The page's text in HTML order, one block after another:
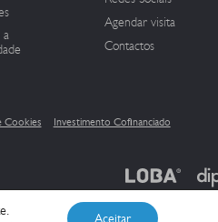
a
Agendar visita
Contactos
Cookies Investimento Cofinanciado
Aceitar